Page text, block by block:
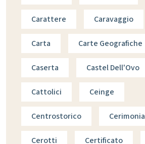
Carattere Caravaggio
Carta Carte Geografiche
Caserta Castel Dell'Ovo
Cattolici Ceinge
Centrostorico Cerimonia
Cerotti Certificato